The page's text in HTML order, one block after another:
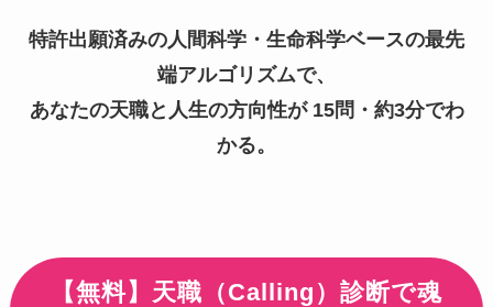
特許出願済みの人間科学・生命科学ベースの最先
端アルゴリズムで、
あなたの天職と人生の方向性が 15問・約3分でわ
かる。
【無料】天職（Calling）診断で魂